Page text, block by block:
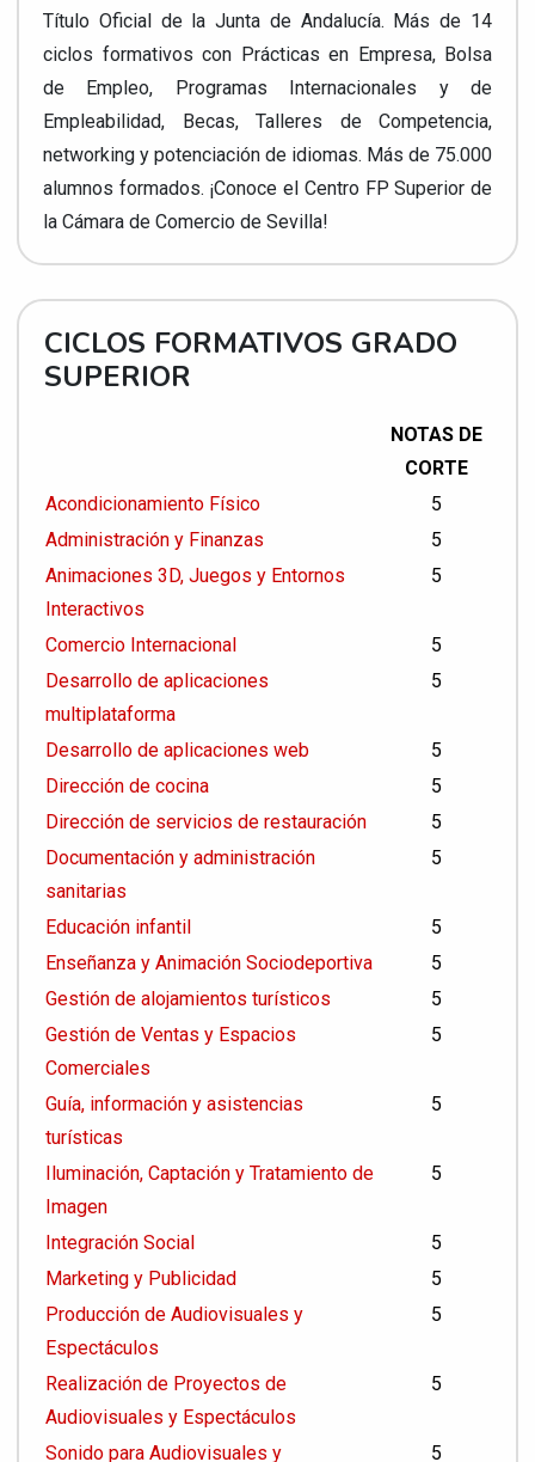
Título Oficial de la Junta de Andalucía. Más de 14
ciclos formativos con Prácticas en Empresa, Bolsa
de Empleo, Programas Internacionales y de
Empleabilidad, Becas, Talleres de Competencia,
networking y potenciación de idiomas. Más de 75.000
alumnos formados. ¡Conoce el Centro FP Superior de
la Cámara de Comercio de Sevilla!
CICLOS FORMATIVOS GRADO
SUPERIOR
NOTAS DE
CORTE
Acondicionamiento Físico
5
Administración y Finanzas
5
Animaciones 3D, Juegos y Entornos
Interactivos
5
Comercio Internacional
5
Desarrollo de aplicaciones
multiplataforma
5
Desarrollo de aplicaciones web
5
Dirección de cocina
5
Dirección de servicios de restauración
5
Documentación y administración
sanitarias
5
Educación infantil
5
Enseñanza y Animación Sociodeportiva
5
Gestión de alojamientos turísticos
5
Gestión de Ventas y Espacios
Comerciales
5
Guía, información y asistencias
turísticas
5
Iluminación, Captación y Tratamiento de
Imagen
5
Integración Social
5
Marketing y Publicidad
5
Producción de Audiovisuales y
Espectáculos
5
Realización de Proyectos de
Audiovisuales y Espectáculos
5
Sonido para Audiovisuales y 5